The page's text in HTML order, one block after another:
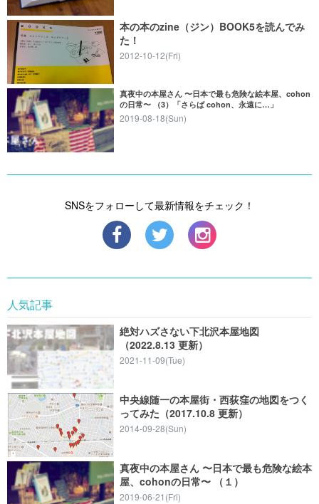
本の本のzine（ジン）BOOK5を読んでみ
た！
2012-10-12(Fri)
真夜中の本屋さん 〜日本で最も危険な絵本屋、cohon
の日常〜 （3）「さらば cohon、永遠に…」
2019-08-18(Sun)
SNSをフォローして最新情報をチェック！
人気記事
絶対ハズさない下北沢本屋地図
（2022.8.13 更新）
2021-11-09(Tue)
中央線随一の本屋街・西荻窪の地図をつく
ってみた（2017.10.8 更新）
2014-09-28(Sun)
真夜中の本屋さん 〜日本で最も危険な絵本
屋、cohonの日常〜 （１）
2019-06-21(Fri)